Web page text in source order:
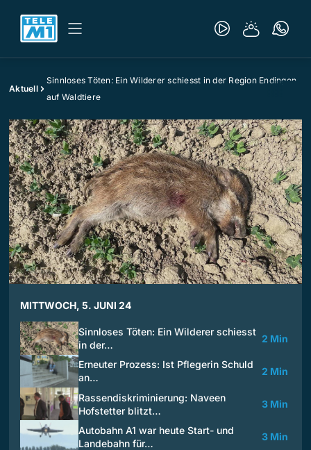
Aktuell
Sinnloses Töten: Ein Wilderer schiesst in der Region Endingen
auf Waldtiere
MITTWOCH, 5. JUNI 24
Sinnloses Töten: Ein Wilderer schiesst
in der…
2 Min
Erneuter Prozess: Ist Pflegerin Schuld
an…
2 Min
Rassendiskriminierung: Naveen
Hofstetter blitzt…
3 Min
Autobahn A1 war heute Start- und
Landebahn für…
3 Min